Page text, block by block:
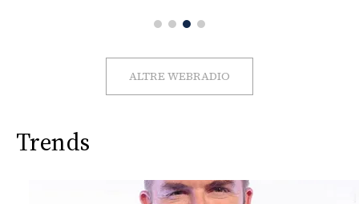
ALTRE WEBRADIO
Trends